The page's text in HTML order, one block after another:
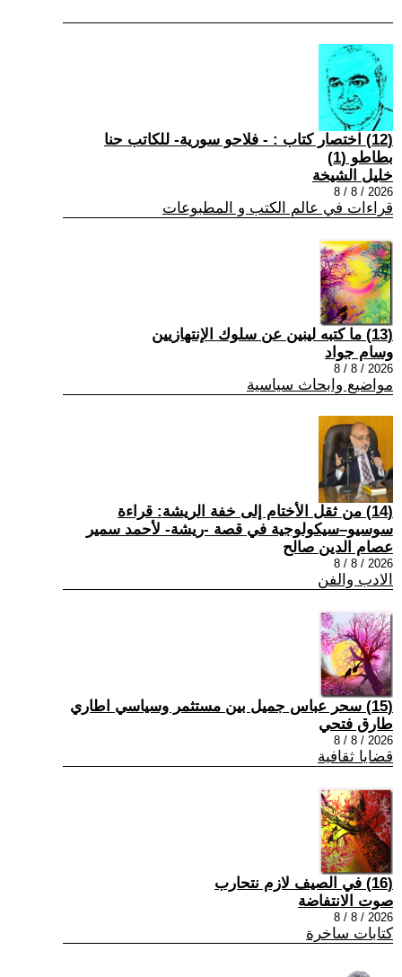
(12) اختصار كتاب : - فلاحو سورية- للكاتب حنا
بطاطو (1)
خليل الشيخة
2026 / 8 / 8
قراءات في عالم الكتب و المطبوعات
(13) ما كتبه لينين عن سلوك الإنتهازيين
وسام جواد
2026 / 8 / 8
مواضيع وابحاث سياسية
(14) من ثقل الأختام إلى خفة الريشة: قراءة
سوسيو–سيكولوجية في قصة -ريشة- لأحمد سمير
عصام الدين صالح
2026 / 8 / 8
الادب والفن
(15) سحر عباس جميل بين مستثمر وسياسي اطاري
طارق فتحي
2026 / 8 / 8
قضايا ثقافية
(16) في الصيف لازم نتحارب
صوت الانتفاضة
2026 / 8 / 8
كتابات ساخرة